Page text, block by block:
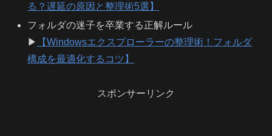
る？遅延の原因と整理術5選】
フォルダの迷子を卒業する正解ルール
▶
【Windowsエクスプローラーの整理術！フォルダ
構成を最適化するコツ】
スポンサーリンク